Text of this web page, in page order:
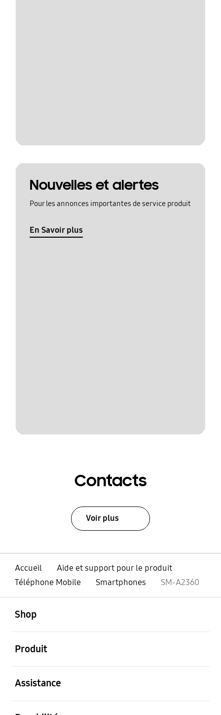
Nouvelles et alertes
Pour les annonces importantes de service produit
En Savoir plus
Contacts
Voir plus
Accueil
Aide et support pour le produit
Téléphone Mobile
Smartphones SM-A2360
Shop
Produit
Assistance